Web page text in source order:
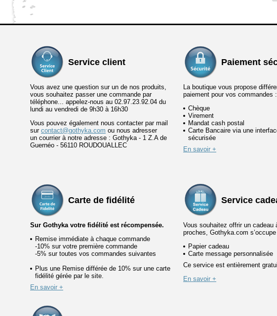
Service client
Vous avez une question sur un de nos produits,
vous souhaitez passer une commande par
téléphone... appelez-nous au 02.97.23.92.04 du
lundi au vendredi de 9h30 à 16h30
Vous pouvez également nous contacter par mail
sur contact@gothyka.com ou nous adresser
un courrier à notre adresse : Gothyka - 1 Z.A de
Guernéo - 56110 ROUDOUALLEC
Paiement
La boutique vous propose
paiement pour vos commandes :
Chèque
Virement
Mandat cash postal
Carte Bancaire via une
sécurisée
En savoir +
Carte de fidélité
Sur Gothyka votre fidélité est récompensée.
Remise immédiate à chaque commande
-10% sur votre première commande
-5% sur toutes vos commandes suivantes
Plus une Remise différée de 10% sur une carte
fidélité gérée par le site.
En savoir +
Service
Vous souhaitez offrir un cadeau
proches, Gothyka.com
Papier cadeau
Carte message personnalisée
Ce service est entièrement
En savoir +